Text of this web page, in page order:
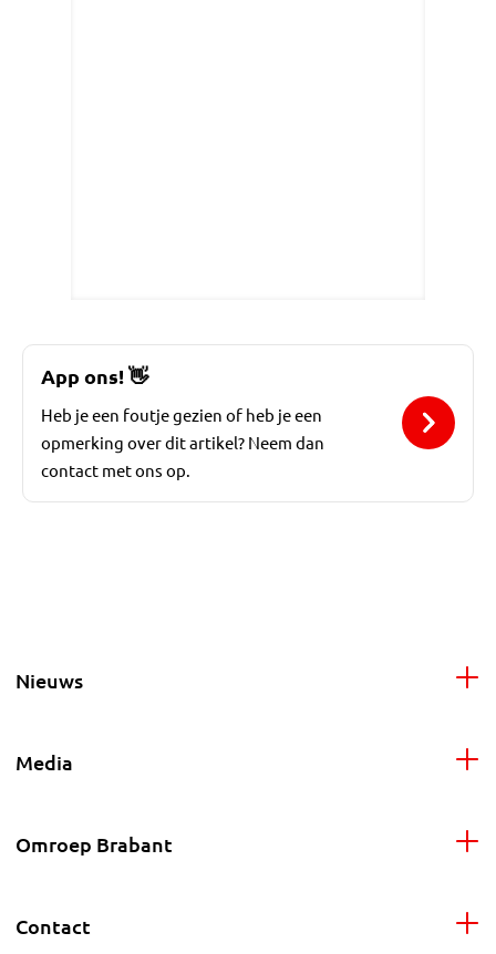
App ons! 👋
Heb je een foutje gezien of heb je een
opmerking over dit artikel? Neem dan
contact met ons op.
Nieuws
Media
Omroep Brabant
Contact